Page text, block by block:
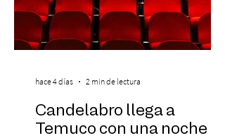
Candelabro llega a
Temuco con una noche
hace 4 días 2 min de lectura